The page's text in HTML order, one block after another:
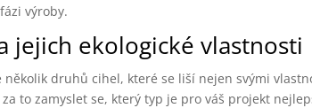
výroby.
jejich ekologické vlastnosti
druhů cihel, které se liší nejen svými
to zamyslet se, který typ je pro váš projekt